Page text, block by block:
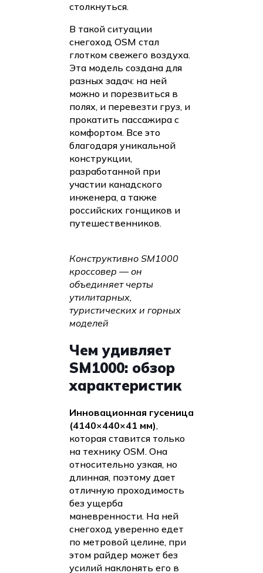
столкнуться.
В такой ситуации
снегоход OSM стал
глотком свежего воздуха.
Эта модель создана для
разных задач: на ней
можно и порезвиться в
полях, и перевезти груз, и
прокатить пассажира с
комфортом. Все это
благодаря уникальной
конструкции,
разработанной при
участии канадского
инженера, а также
российских гонщиков и
путешественников.
Конструктивно SM1000
кроссовер — он
объединяет черты
утилитарных,
туристических и горных
моделей
Чем удивляет
SM1000: обзор
характеристик
Инновационная гусеница
(4140×440×41 мм),
которая ставится только
на технику OSM. Она
относительно узкая, но
длинная, поэтому дает
отличную проходимость
без ущерба
маневренности. На ней
снегоход уверенно едет
по метровой целине, при
этом райдер может без
усилий наклонять его в